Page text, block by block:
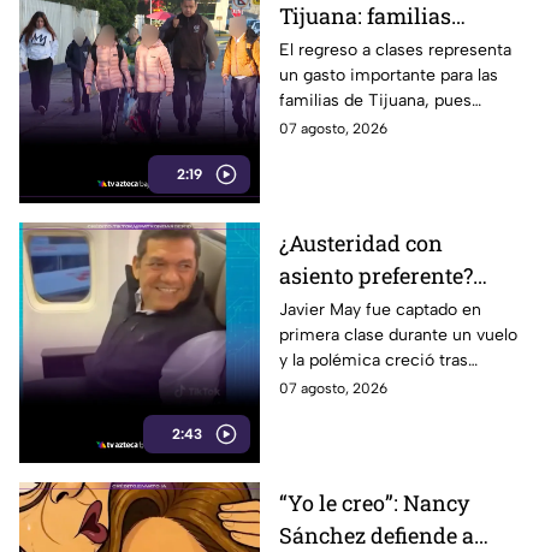
2:19
Tijuana: familias
podrían gastar hasta 5
mil pesos en uniformes
y calzado
El regreso a clases representa
un gasto importante para las
familias de Tijuana, pues
uniformes y calzado pueden
07 agosto, 2026
2:43
¿Austeridad con
asiento preferente?
Captan a Javier May
sonriente en primera
clase y Morena le “jala
las orejas”
Javier May fue captado en
primera clase durante un vuelo
y la polémica creció tras
imágenes de un presunto reloj
07 agosto, 2026
“Yo le creo”: Nancy
Sánchez defiende a